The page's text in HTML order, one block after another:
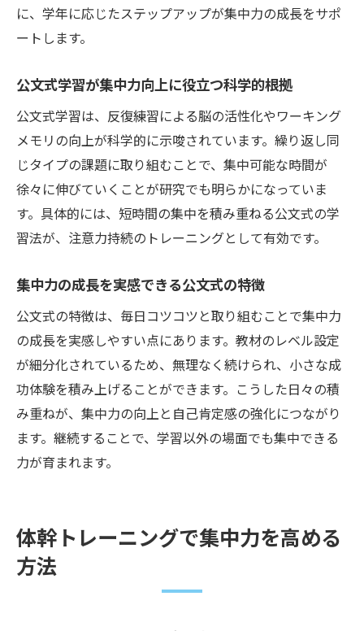
に、学年に応じたステップアップが集中力の成長をサポ
ートします。
公文式学習が集中力向上に役立つ科学的根拠
公文式学習は、反復練習による脳の活性化やワーキング
メモリの向上が科学的に示唆されています。繰り返し同
じタイプの課題に取り組むことで、集中可能な時間が
徐々に伸びていくことが研究でも明らかになっていま
す。具体的には、短時間の集中を積み重ねる公文式の学
習法が、注意力持続のトレーニングとして有効です。
集中力の成長を実感できる公文式の特徴
公文式の特徴は、毎日コツコツと取り組むことで集中力
の成長を実感しやすい点にあります。教材のレベル設定
が細分化されているため、無理なく続けられ、小さな成
功体験を積み上げることができます。こうした日々の積
み重ねが、集中力の向上と自己肯定感の強化につながり
ます。継続することで、学習以外の場面でも集中できる
力が育まれます。
体幹トレーニングで集中力を高める
方法